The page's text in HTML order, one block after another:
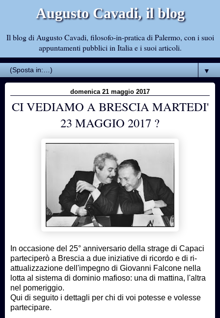
Augusto Cavadi, il blog
Il blog di Augusto Cavadi, filosofo-in-pratica di Palermo, con i suoi
appuntamenti pubblici in Italia e i suoi articoli.
▼
domenica 21 maggio 2017
CI VEDIAMO A BRESCIA MARTEDI'
23 MAGGIO 2017 ?
In occasione del 25° anniversario della strage di Capaci
parteciperò a Brescia a due iniziative di ricordo e di ri-
attualizzazione dell'impegno di Giovanni Falcone nella
lotta al sistema di dominio mafioso: una di mattina, l'altra
nel pomeriggio.
Qui di seguito i dettagli per chi di voi potesse e volesse
partecipare.